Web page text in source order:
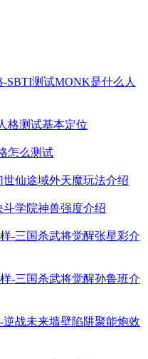
SBTI测试MONK是什么人
格测试基本定位
怎么测试
仙途域外天魔玩法介绍
学院神兽强度介绍
-三国杀武将觉醒张星彩介
-三国杀武将觉醒孙鲁班介
战未来墙壁陷阱聚能炮效